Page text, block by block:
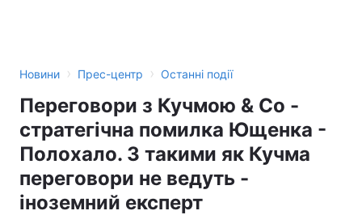
Новини › Прес-центр › Останні події
Переговори з Кучмою & Co -
стратегічна помилка Ющенка -
Полохало. З такими як Кучма
переговори не ведуть -
іноземний експерт